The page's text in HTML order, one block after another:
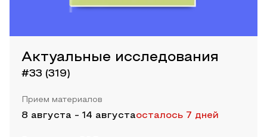
Актуальные исследования
#33 (319)
Прием материалов
8 августа - 14 августаосталось 7 дней